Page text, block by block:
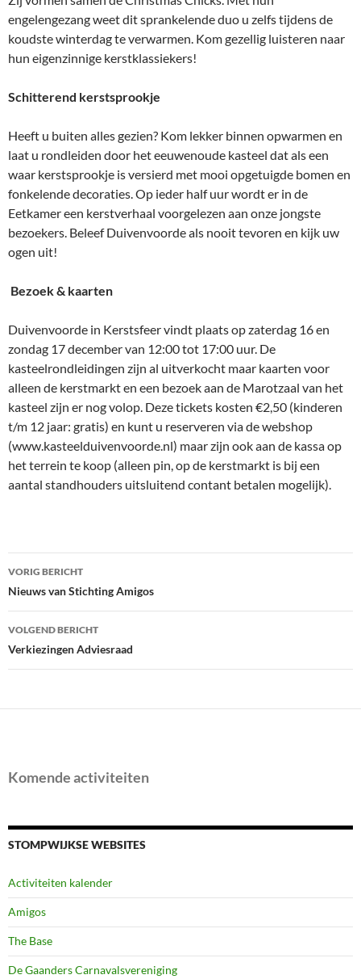
engelengezang weet dit sprankelende duo u zelfs tijdens de
koudste winterdag te verwarmen. Kom gezellig luisteren naar
hun eigenzinnige kerstklassiekers!
Schitterend kerstsprookje
Heeft u buiten alles gezien? Kom lekker binnen opwarmen en
laat u rondleiden door het eeuwenoude kasteel dat als een
waar kerstsprookje is versierd met mooi opgetuigde bomen en
fonkelende decoraties. Op ieder half uur wordt er in de
Eetkamer een kerstverhaal voorgelezen aan onze jongste
bezoekers. Beleef Duivenvoorde als nooit tevoren en kijk uw
ogen uit!
Bezoek & kaarten
Duivenvoorde in Kerstsfeer vindt plaats op zaterdag 16 en
zondag 17 december van 12:00 tot 17:00 uur. De
kasteelrondleidingen zijn al uitverkocht maar kaarten voor
alleen de kerstmarkt en een bezoek aan de Marotzaal van het
kasteel zijn er nog volop. Deze tickets kosten €2,50 (kinderen
t/m 12 jaar: gratis) en kunt u reserveren via de webshop
(www.kasteelduivenvoorde.nl) maar zijn ook aan de kassa op
het terrein te koop (alleen pin, op de kerstmarkt is bij een
aantal standhouders uitsluitend contant betalen mogelijk).
Bericht
navigatie
VORIG BERICHT
Nieuws van Stichting Amigos
VOLGEND BERICHT
Verkiezingen Adviesraad
Komende activiteiten
STOMPWIJKSE WEBSITES
Activiteiten kalender
Amigos
The Base
De Gaanders Carnavalsvereniging